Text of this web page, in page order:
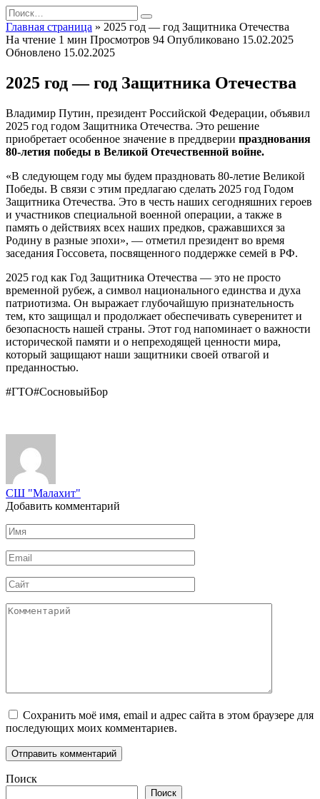
Перейти
к
содержанию
Search
for:
Главная страница » 2025 год — год Защитника Отечества
На чтение 1 мин Просмотров 94 Опубликовано 15.02.2025
Обновлено 15.02.2025
2025 год — год Защитника Отечества
Владимир Путин, президент Российской Федерации, объявил
2025 год годом Защитника Отечества. Это решение
приобретает особенное значение в преддверии празднования
80-летия победы в Великой Отечественной войне.
«В следующем году мы будем праздновать 80-летие Великой
Победы. В связи с этим предлагаю сделать 2025 год Годом
Защитника Отечества. Это в честь наших сегодняшних героев
и участников специальной военной операции, а также в
память о действиях всех наших предков, сражавшихся за
Родину в разные эпохи», — отметил президент во время
заседания Госсовета, посвященного поддержке семей в РФ.
2025 год как Год Защитника Отечества — это не просто
временной рубеж, а символ национального единства и духа
патриотизма. Он выражает глубочайшую признательность
тем, кто защищал и продолжает обеспечивать суверенитет и
безопасность нашей страны. Этот год напоминает о важности
исторической памяти и о непреходящей ценности мира,
который защищают наши защитники своей отвагой и
преданностью.
#ГТО#СосновыйБор
СШ "Малахит"
Добавить комментарий
Имя
*
Email
*
Сайт
Комментарий
Сохранить моё имя, email и адрес сайта в этом браузере для
последующих моих комментариев.
Поиск
Поиск